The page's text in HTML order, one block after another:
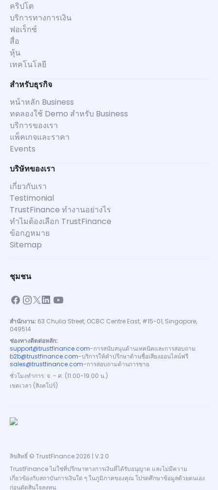
คริปโต
บริการทางการเงิน
ฟอเร็กซ์
สื่อ
หุ้น
เทคโนโลยี
สำหรับธุรกิจ
หน้าหลัก Business
ทดลองใช้ Demo สำหรับ Business
บริการของเรา
แพ็คเกจและราคา
Events
บริษัทของเรา
เกี่ยวกับเรา
Testimonial
TrustFinance ทำงานอย่างไร
ทำไมต้องเลือก TrustFinance
ข้อกฎหมาย
Sitemap
ชุมชน
สำนักงาน: 63 Chulia Street, OCBC Centre East, #15-01, Singapore,
049514
ช่องทางติดต่อหลัก:
support@trustfinance.com-การสนับสนุนด้านเทคนิคและการสอบถาม
b2b@trustfinance.com-บริการให้คำปรึกษาด้านชื่อเสียงออนไลน์ฟรี
sales@trustfinance.com-การสอบถามด้านการขาย
ชั่วโมงทำการ: จ. - ศ. (11.00-19.00 น.)
เขตเวลา (สิงคโปร์)
ลิขสิทธิ์ © TrustFinance 2026 | V.2.0
TrustFinance ไม่ใช่ที่ปรึกษาทางการเงินที่ได้รับอนุญาต และไม่มีความ
เกี่ยวข้องกับสถาบันการเงินใด ๆ ในภูมิภาคของคุณ โปรดศึกษาข้อมูลด้วยตนเอง
ก่อนตัดสินใจลงทุน